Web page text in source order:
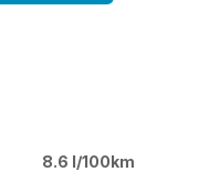
8.6 l/100km